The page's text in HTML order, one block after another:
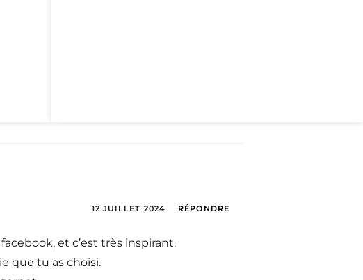
12 JUILLET 2024 RÉPONDRE
et c’est très inspirant.
que tu as choisi.